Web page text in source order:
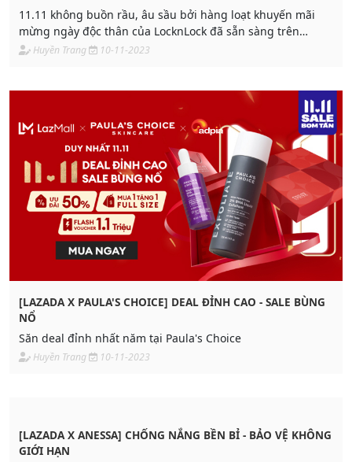
11.11 không buồn rầu, âu sầu bởi hàng loạt khuyến mãi
mừng ngày độc thân của LocknLock đã sẵn sàng trên
Lazada. Hứa hẹn xua tan nỗi cô đơn của hội F.A bằng
Huyền Trang 10-11-2023
[LAZADA X PAULA'S CHOICE] DEAL ĐỈNH CAO - SALE BÙNG
NỔ
Săn deal đỉnh nhất năm tại Paula's Choice
Huyền Trang 10-11-2023
[LAZADA X ANESSA] CHỐNG NẮNG BỀN BỈ - BẢO VỆ KHÔNG
GIỚI HẠN